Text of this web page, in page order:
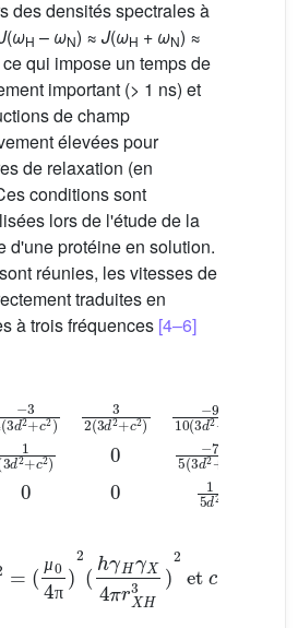
des densités spectrales à
(ωH – ωN) ≈ J(ωH + ωN) ≈
ce qui impose un temps de
important (> 1 ns) et
de champ
élevées pour
de relaxation (en
conditions sont
lors de l'étude de la
d'une protéine en solution.
réunies, les vitesses de
traduites en
à trois fréquences [4–6]
J( H)]=
(3d 9 c2
µ
π
dans laquelled
rX H c2